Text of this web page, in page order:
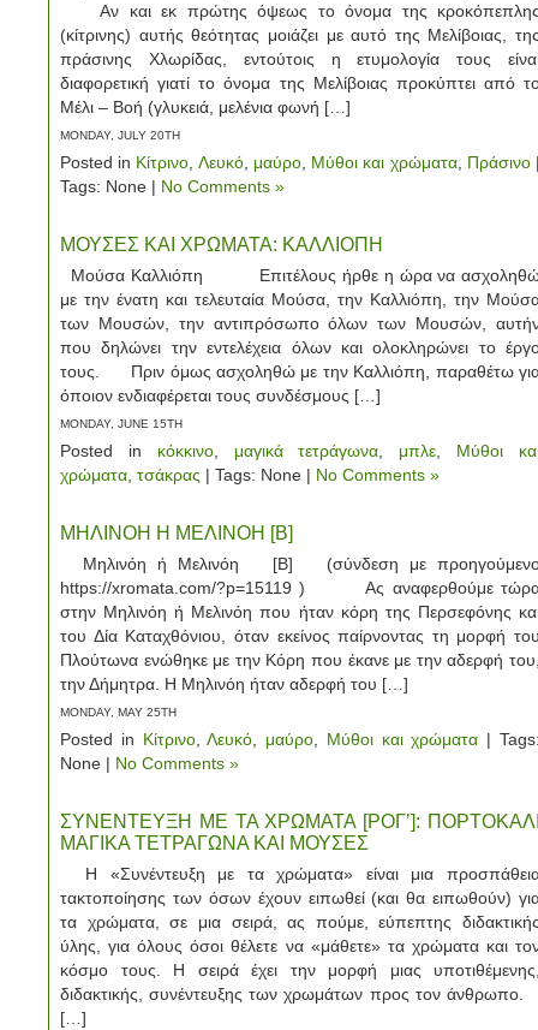
Αν και εκ πρώτης όψεως το όνομα της
(κίτρινης) αυτής θεότητας μοιάζει με αυτό της Μελίβοιας,
πράσινης Χλωρίδας, εντούτοις η ετυμολογία τους
διαφορετική γιατί το όνομα της Μελίβοιας προκύπτει από
Μέλι – Βοή (γλυκειά, μελένια φωνή […]
MONDAY, JULY 20TH
Posted in Κίτρινο Λευκό, μαύρο, Μύθοι και χρώματα, Πράσινο
Tags: None | No Comments »
ΜΟΥΣΕΣ ΚΑΙ ΧΡΩΜΑΤΑ: ΚΑΛΛΙΟΠΗ
Μούσα Καλλιόπη Επιτέλους ήρθε η ώρα να
με την ένατη και τελευταία Μούσα, την Καλλιόπη, την
των Μουσών, την αντιπρόσωπο όλων των Μουσών,
που δηλώνει την εντελέχεια όλων και ολοκληρώνει το
τους. Πριν όμως ασχοληθώ με την Καλλιόπη, παραθέτω
όποιον ενδιαφέρεται τους συνδέσμους […]
MONDAY, JUNE 15TH
Posted in κόκκινο, μαγικά τετράγωνα μπλε
Μύθοι
χρώματα τσάκρας | Tags: None | No Comments »
ΜΗΛΙΝΟΗ Η ΜΕΛΙΝΟΗ [Β]
Μηλινόη ή Μελινόη [Β] (σύνδεση με
https://xromata.com/?p=15119 ) Ας αναφερθούμε
στην Μηλινόη ή Μελινόη που ήταν κόρη της Περσεφόνης
του Δία Καταχθόνιου, όταν εκείνος παίρνοντας τη μορφή
Πλούτωνα ενώθηκε με την Κόρη που έκανε με την αδερφή
την Δήμητρα. Η Μηλινόη ήταν αδερφή του […]
MONDAY, MAY 25TH
Posted in Κίτρινο,Λευκό μαύρο Μύθοι και χρώματα |
None | No Comments »
ΣΥΝΕΝΤΕΥΞΗ ΜΕ ΤΑ ΧΡΩΜΑΤΑ [ΡΟΓ’]:
ΜΑΓΙΚΑ ΤΕΤΡΑΓΩΝΑ ΚΑΙ ΜΟΥΣΕΣ
Η «Συνέντευξη με τα χρώματα» είναι μια
τακτοποίησης των όσων έχουν ειπωθεί (και θα ειπωθούν)
τα χρώματα, σε μια σειρά, ας πούμε, εύπεπτης
ύλης, για όλους όσοι θέλετε να «μάθετε» τα χρώματα και
κόσμο τους. Η σειρά έχει την μορφή μιας
διδακτικής, συνέντευξης των χρωμάτων προς τον
[…]